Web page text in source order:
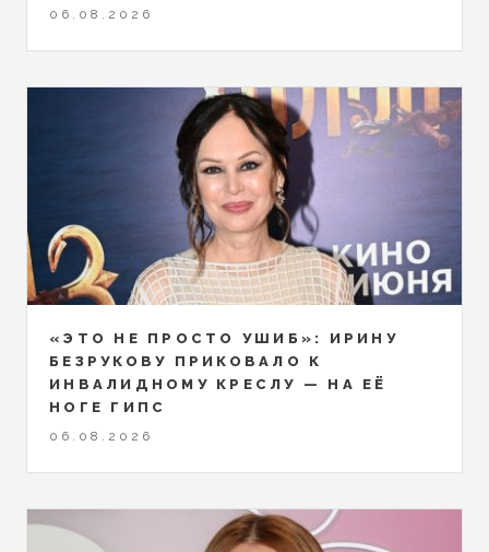
06.08.2026
«ЭТО НЕ ПРОСТО УШИБ»: ИРИНУ
БЕЗРУКОВУ ПРИКОВАЛО К
ИНВАЛИДНОМУ КРЕСЛУ — НА ЕЁ
НОГЕ ГИПС
06.08.2026